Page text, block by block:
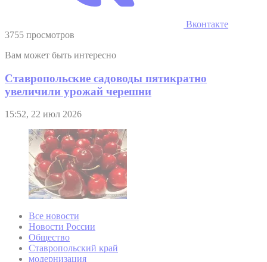
Вконтакте
3755 просмотров
Вам может быть интересно
Ставропольские садоводы пятикратно
увеличили урожай черешни
15:52, 22 июл 2026
Все новости
Новости России
Общество
Ставропольский край
модернизация